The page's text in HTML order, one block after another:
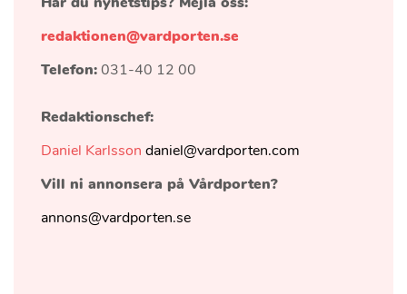
redaktionen@vardporten.se
Telefon:031-40 12 00
Redaktionschef:
Daniel Karlsson daniel@vardporten.com
Vill ni annonsera på Vårdporten?
annons@vardporten.se